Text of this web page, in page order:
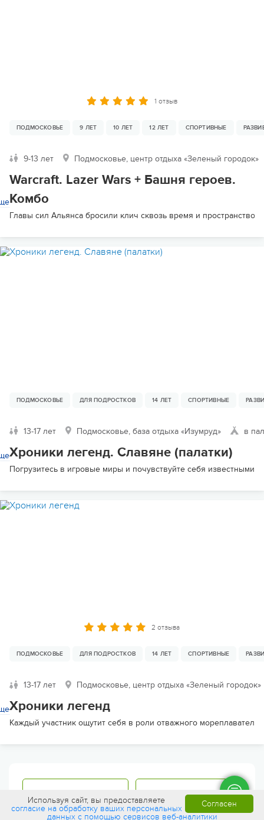
1 отзыв
ПОДМОСКОВЬЕ 9 ЛЕТ 10 ЛЕТ 12 ЛЕТ СПОРТИВНЫЕ
9-13 лет Подмосковье, центр отдыха «Зеленый городок»
Warcraft. Lazer Wars + Башня героев.
Комбо
Главы сил Альянса бросили клич сквозь время и
ПОДМОСКОВЬЕ ДЛЯ ПОДРОСТКОВ 14 ЛЕТ СПОРТИВНЫЕ
13-17 лет Подмосковье, база отдыха «Изумруд» в
Хроники легенд. Славяне (палатки)
Погрузитесь в игровые миры и почувствуйте себя известными
2 отзыва
ПОДМОСКОВЬЕ ДЛЯ ПОДРОСТКОВ 14 ЛЕТ СПОРТИВНЫЕ
13-17 лет Подмосковье, центр отдыха «Зеленый городок»
Хроники легенд
Каждый участник ощутит себя в роли отважного
Фильтр Перезвонить
Согласен
Используя сайт, вы предоставляете
согласие на обработку ваших персональных
данных с помощью сервисов веб-аналитики